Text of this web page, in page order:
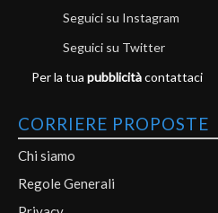
Seguici su Instagram
Seguici su Twitter
Per la tua pubblicitàcontattaci
CORRIERE PROPOSTE
Chi siamo
Regole Generali